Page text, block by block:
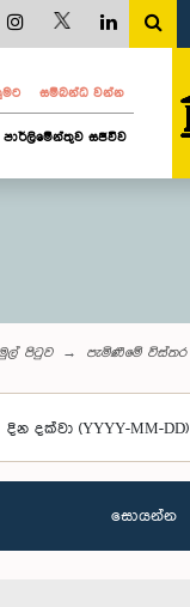
සම්බන්ධ වන්න
පාර්ලිමේන්තුව සජීවීව
මුල් පිටුව පැමිණීමේ විස්තර
දින දක්වා (YYYY-MM-DD)
සොයන්න